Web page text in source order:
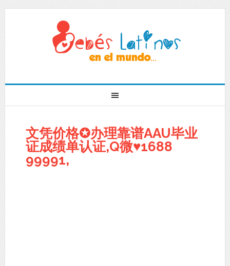
文凭价格✪办理靠谱AAU毕业
证成绩单认证,Q微♥1688
99991,